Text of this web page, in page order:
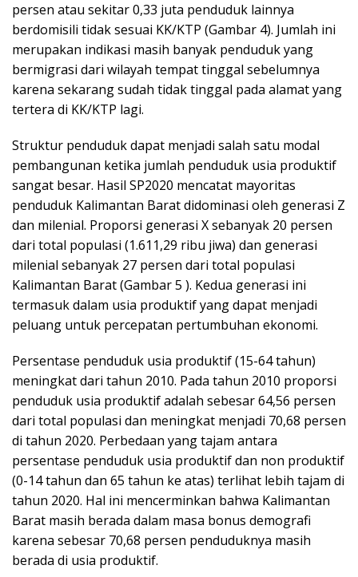
persen atau sekitar 0,33 juta penduduk lainnya
berdomisili tidak sesuai KK/KTP (Gambar 4). Jumlah ini
merupakan indikasi masih banyak penduduk yang
bermigrasi dari wilayah tempat tinggal sebelumnya
karena sekarang sudah tidak tinggal pada alamat yang
tertera di KK/KTP lagi.
Struktur penduduk dapat menjadi salah satu modal
pembangunan ketika jumlah penduduk usia produktif
sangat besar. Hasil SP2020 mencatat mayoritas
penduduk Kalimantan Barat didominasi oleh generasi Z
dan milenial. Proporsi generasi X sebanyak 20 persen
dari total populasi (1.611,29 ribu jiwa) dan generasi
milenial sebanyak 27 persen dari total populasi
Kalimantan Barat (Gambar 5 ). Kedua generasi ini
termasuk dalam usia produktif yang dapat menjadi
peluang untuk percepatan pertumbuhan ekonomi.
Persentase penduduk usia produktif (15-64 tahun)
meningkat dari tahun 2010. Pada tahun 2010 proporsi
penduduk usia produktif adalah sebesar 64,56 persen
dari total populasi dan meningkat menjadi 70,68 persen
di tahun 2020. Perbedaan yang tajam antara
persentase penduduk usia produktif dan non produktif
(0-14 tahun dan 65 tahun ke atas) terlihat lebih tajam di
tahun 2020. Hal ini mencerminkan bahwa Kalimantan
Barat masih berada dalam masa bonus demografi
karena sebesar 70,68 persen penduduknya masih
berada di usia produktif.